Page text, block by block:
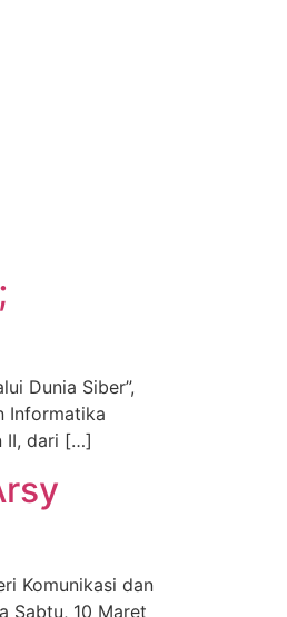
Dunia Siber”,
Informatika
II, dari […]
Komunikasi dan
Sabtu, 10 Maret